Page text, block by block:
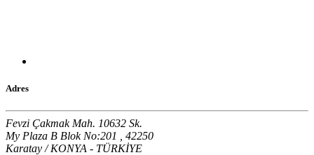
Adres
Fevzi Çakmak Mah. 10632 Sk.
My Plaza B Blok No:201 , 42250
Karatay / KONYA - TÜRKİYE